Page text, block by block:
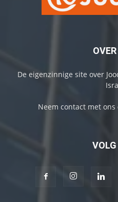
De eigenzinnige site over
Neem contact met ons